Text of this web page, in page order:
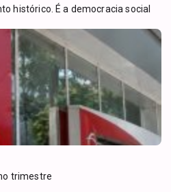
histórico. É a democracia social
trimestre